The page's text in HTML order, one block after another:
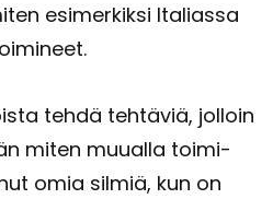
esi­mer­kik­si Ita­lias­sa
tehdä teh­tä­viä, jol­loin
miten muu­al­la toi­mi­
omia sil­miä, kun on